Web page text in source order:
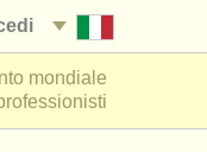
mondiale